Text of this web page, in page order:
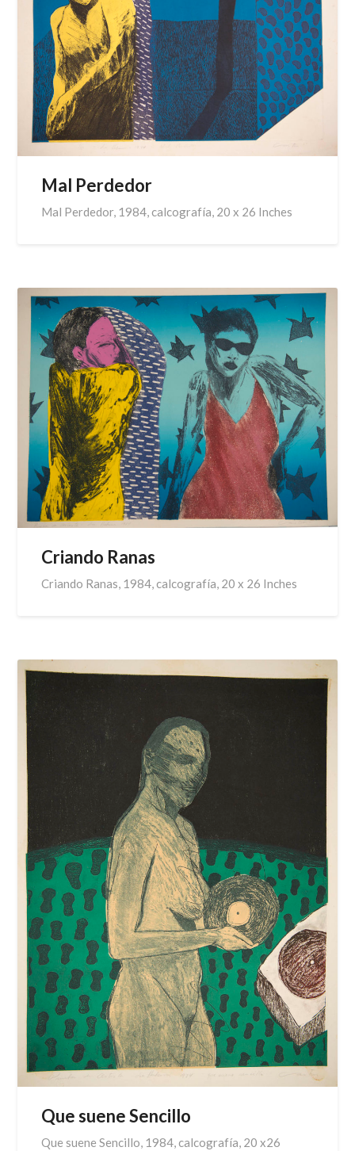
Mal Perdedor
Mal Perdedor, 1984, calcografía, 20 x 26 Inches
Criando Ranas
Criando Ranas, 1984, calcografía, 20 x 26 Inches
Que suene Sencillo
Que suene Sencillo, 1984, calcografía, 20 x26